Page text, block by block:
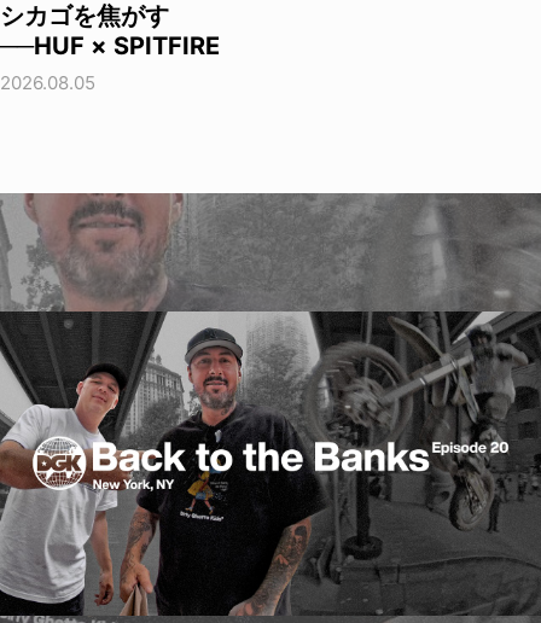
シカゴを焦がす
──HUF × SPITFIRE
2026.08.05